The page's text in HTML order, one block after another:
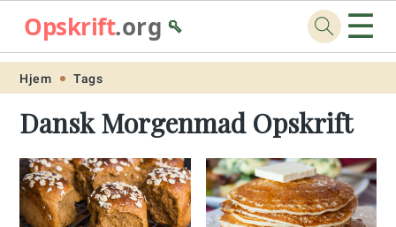
Skip
primary
navigation
Skip
main
content
Skip
primary
sidebar
Skip
footer
Opskrift.org🥄 ☰
Hjem Tags
Dansk Morgenmad Opskrift